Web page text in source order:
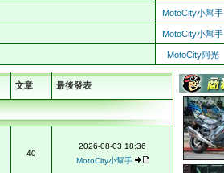
MotoCity小幫手
MotoCity小幫手
MotoCity阿光
文章 最後發表
40
2026-08-03 18:36
MotoCity小幫手